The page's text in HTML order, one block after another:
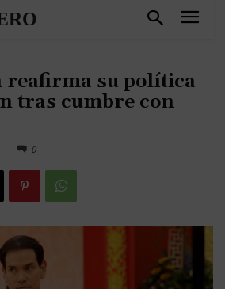
reafirma su política
tras cumbre con
0